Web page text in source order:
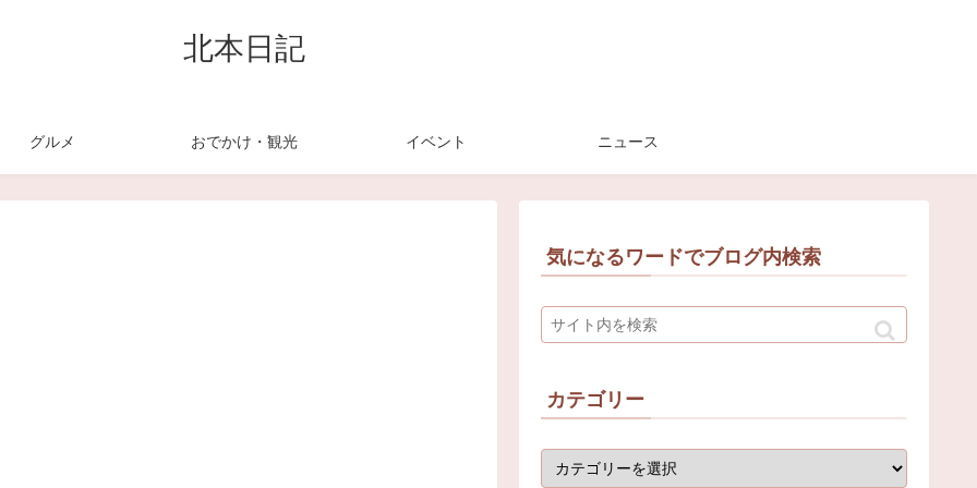
北本日記
グルメ おでかけ・観光 イベント ニュース
気になるワードでブログ内検索
カテゴリー